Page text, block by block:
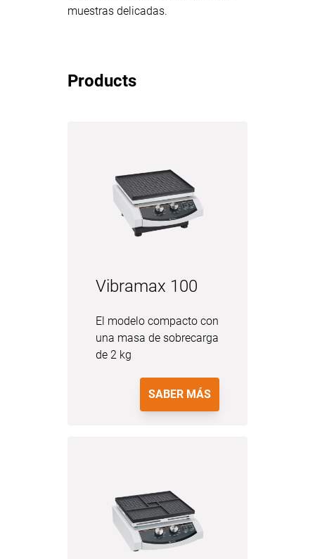
muestras delicadas.
Products
Vibramax 100
El modelo compacto con
una masa de sobrecarga
de 2 kg
SABER MÁS